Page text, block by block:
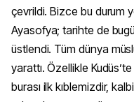
çevrildi. Bizce bu durum
Ayasofya; tarihte de
üstlendi. Tüm dünya
yarattı. Özellikle
burası ilk kıblemizdir,